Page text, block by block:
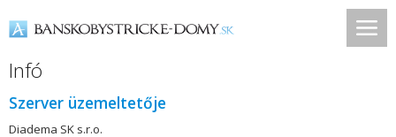
Infó
Szerver üzemeltetője
Diadema SK s.r.o.